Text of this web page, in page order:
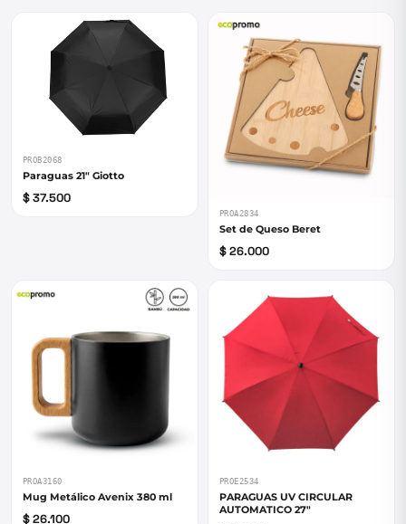
PROB2068
Paraguas 21" Giotto
$ 37.500
PROA2834
Set de Queso Beret
$ 26.000
PROA3160
Mug Metálico Avenix 380 ml
$ 26.100
PROE2534
PARAGUAS UV CIRCULAR
AUTOMATICO 27"